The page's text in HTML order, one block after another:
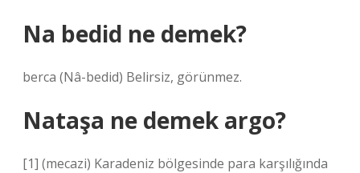
Na bedid ne demek?
berca (Nâ-bedid) Belirsiz, görünmez.
Nataşa ne demek argo?
[1] (mecazi) Karadeniz bölgesinde para karşılığında